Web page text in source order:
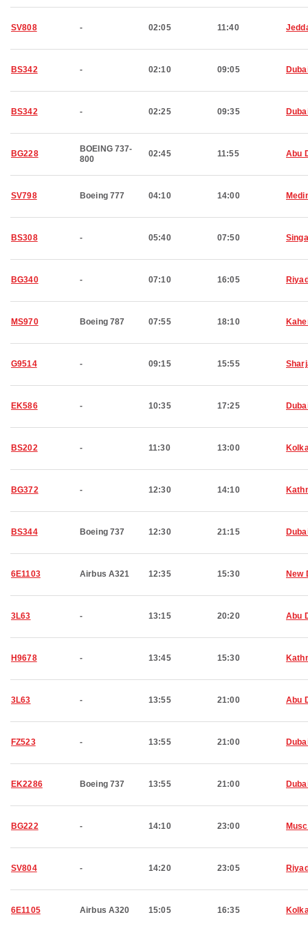
SV808 - 02:05 11:40
BS342 - 02:10 09:05
BS342 - 02:25 09:35
BG228
BOEING 737-
800
02:45 11:55 Abu
SV798 Boeing 777 04:10 14:00
BS308 - 05:40 07:50
BG340 - 07:10 16:05
MS970 Boeing 787 07:55 18:10
G9514 - 09:15 15:55
EK586 - 10:35 17:25
BS202 - 11:30 13:00
BG372 - 12:30 14:10
BS344 Boeing 737 12:30 21:15
6E1103 Airbus A321 12:35 15:30 New
3L63 - 13:15 20:20 Abu
H9678 - 13:45 15:30
3L63 - 13:55 21:00 Abu
FZ523 - 13:55 21:00
EK2286 Boeing 737 13:55 21:00
BG222 - 14:10 23:00
SV804 - 14:20 23:05
6E1105 Airbus A320 15:05 16:35